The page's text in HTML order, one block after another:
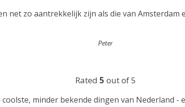
net zo aantrekkelijk zijn als die van
Peter
Rated 5 out of 5
minder bekende dingen van Nederland